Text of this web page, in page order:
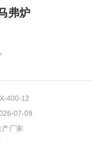
弗炉
家机械行业JB4311.7-91标
用
400-12
07-09
产厂家